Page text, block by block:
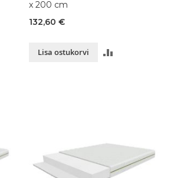
x 200 cm
132,60 €
Lisa ostukorvi